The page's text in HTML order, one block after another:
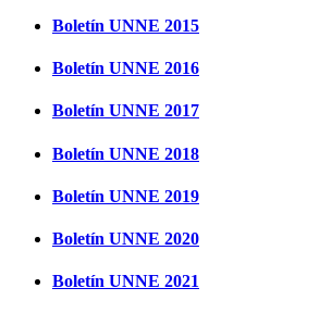
Boletín UNNE 2015
Boletín UNNE 2016
Boletín UNNE 2017
Boletín UNNE 2018
Boletín UNNE 2019
Boletín UNNE 2020
Boletín UNNE 2021